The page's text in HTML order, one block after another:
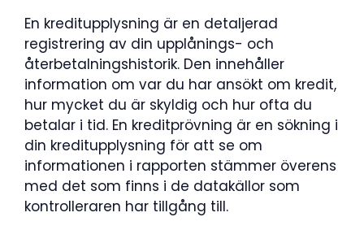
En kreditupplysning är en detaljerad
registrering av din upplånings- och
återbetalningshistorik. Den innehåller
information om var du har ansökt om kredit,
hur mycket du är skyldig och hur ofta du
betalar i tid. En kreditprövning är en sökning i
din kreditupplysning för att se om
informationen i rapporten stämmer överens
med det som finns i de datakällor som
kontrolleraren har tillgång till.